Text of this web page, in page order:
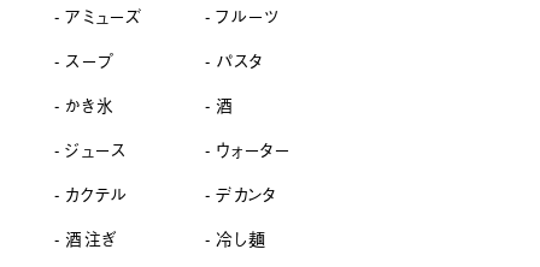
アミューズ
フルーツ
スープ
パスタ
かき氷
酒
ジュース
ウォーター
カクテル
デカンタ
酒注ぎ
冷し麺